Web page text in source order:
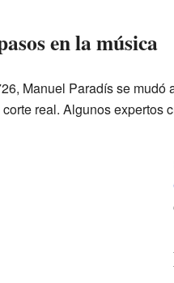
en la música
Manuel Paradís se mudó
real. Algunos expertos